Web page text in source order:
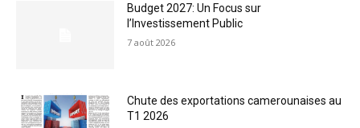
Budget 2027: Un Focus sur
l’Investissement Public
7 août 2026
Chute des exportations camerounaises au
T1 2026